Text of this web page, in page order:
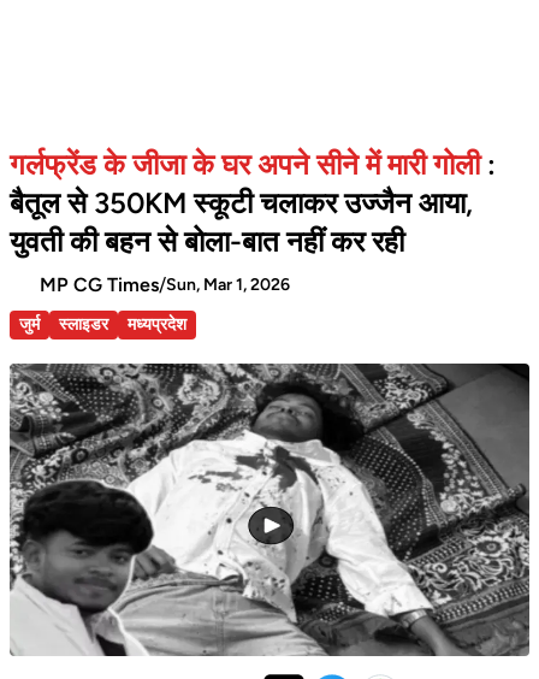
गर्लफ्रेंड के जीजा के घर अपने सीने में मारी गोली:
बैतूल से 350KM स्कूटी चलाकर उज्जैन आया,
युवती की बहन से बोला-बात नहीं कर रही
MP CG Times/Sun, Mar 1, 2026
जुर्म
स्लाइडर मध्यप्रदेश